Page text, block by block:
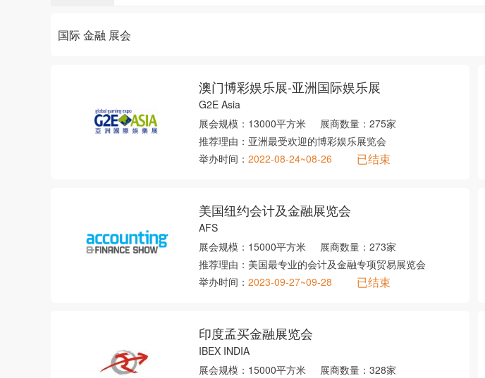
国际 金融 展会
澳门博彩娱乐展-亚洲国际娱乐展
G2E Asia
展会规模： 13000平方米 展商数量： 275家
推荐理由： 亚洲最受欢迎的博彩娱乐展览会
举办时间： 2022-08-24~08-26 已结束
美国纽约会计及金融展览会
AFS
展会规模： 15000平方米 展商数量： 273家
推荐理由： 美国最专业的会计及金融专项贸易展览会
举办时间： 2023-09-27~09-28 已结束
印度孟买金融展览会
IBEX INDIA
展会规模： 15000平方米 展商数量： 328家